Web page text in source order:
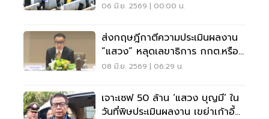
06 มิ.ย. 2569 | 00:00 น.
ส่งกฤษฎีกาตีความประเมินผลงาน
“แสวง” หลุดเลขาธิการ กกต.หรือ
ไม่
08 มิ.ย. 2569 | 06:29 น.
เจาะเซฟ 50 ล้าน ‘แสวง บุญมี’ ใน
วันที่พิษประเมินผลงาน เขย่าเก้าอี้